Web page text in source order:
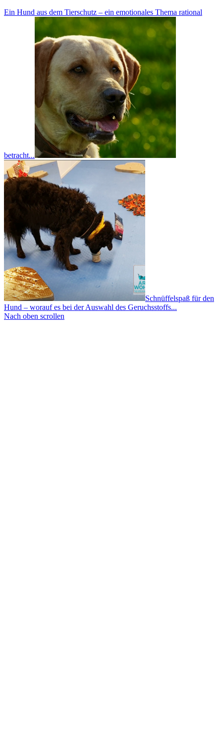
Ein Hund aus dem Tierschutz – ein emotionales Thema rational
betracht...
Schnüffelspaß für den
Hund – worauf es bei der Auswahl des Geruchsstoffs...
Nach oben scrollen